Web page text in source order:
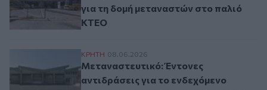
για τη δομή μεταναστών στο παλιό
ΚΤΕΟ
Μεταναστευτικό: Έντονες αντιδράσεις
ΚΡΗΤΗ 08.06.2026
Μεταναστευτικό: Έντονες
αντιδράσεις για το ενδεχόμενο